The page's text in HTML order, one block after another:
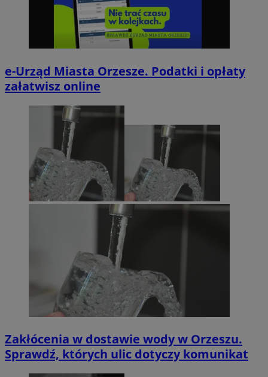
e-Urząd Miasta Orzesze. Podatki i opłaty
załatwisz online
Zakłócenia w dostawie wody w Orzeszu.
Sprawdź, których ulic dotyczy komunikat